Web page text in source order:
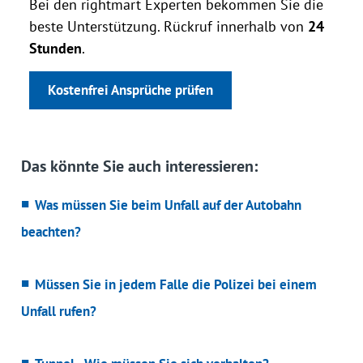
Bei den rightmart Experten bekommen Sie die
beste Unterstützung. Rückruf innerhalb von 24
Stunden.
Kostenfrei Ansprüche prüfen
Das könnte Sie auch interessieren:
Was müssen Sie beim Unfall auf der Autobahn
beachten?
Müssen Sie in jedem Falle die Polizei bei einem
Unfall rufen?